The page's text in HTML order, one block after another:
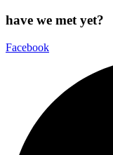
have we met yet?
Facebook